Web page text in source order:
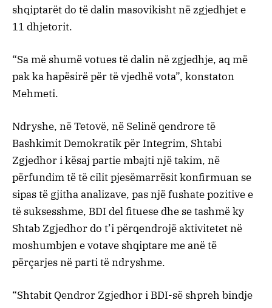
shqiptarët do të dalin masovikisht në zgjedhjet e
11 dhjetorit.
“Sa më shumë votues të dalin në zgjedhje, aq më
pak ka hapësirë për të vjedhë vota”, konstaton
Mehmeti.
Ndryshe, në Tetovë, në Selinë qendrore të
Bashkimit Demokratik për Integrim, Shtabi
Zgjedhor i kësaj partie mbajti një takim, në
përfundim të të cilit pjesëmarrësit konfirmuan se
sipas të gjitha analizave, pas një fushate pozitive e
të suksesshme, BDI del fituese dhe se tashmë ky
Shtab Zgjedhor do t’i përqendrojë aktivitetet në
moshumbjen e votave shqiptare me anë të
përçarjes në parti të ndryshme.
“Shtabit Qendror Zgjedhor i BDI-së shpreh bindje